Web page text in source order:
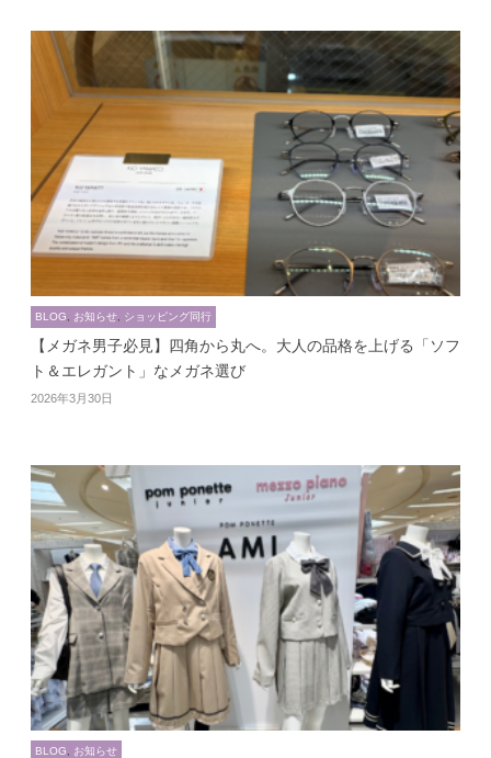
BLOG お知らせ ショッピング同行
【メガネ男子必見】四角から丸へ。大人の品格を上げる「ソフ
ト＆エレガント」なメガネ選び
2026年3月30日
BLOG お知らせ